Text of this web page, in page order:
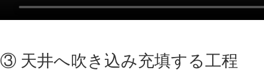
③ 天井へ吹き込み充填する工程